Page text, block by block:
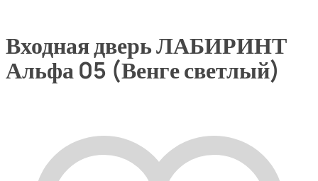
Входная дверь ЛАБИРИНТ
Альфа 05 (Венге светлый)